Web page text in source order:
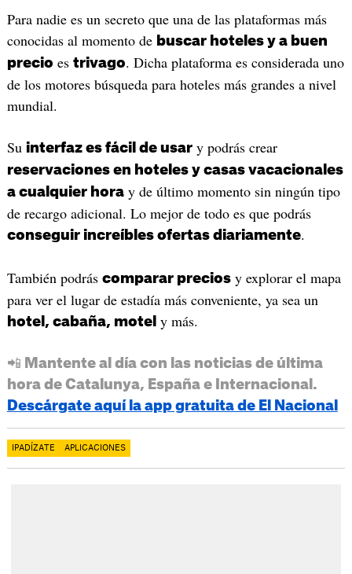
Para nadie es un secreto que una de las plataformas más
conocidas al momento de buscar hoteles y a buen
precio es trivago. Dicha plataforma es considerada uno
de los motores búsqueda para hoteles más grandes a nivel
mundial.
Su interfaz es fácil de usary podrás crear
reservaciones en hoteles y casas vacacionales
a cualquier horay de último momento sin ningún tipo
de recargo adicional. Lo mejor de todo es que podrás
conseguir increíbles ofertas diariamente.
También podrás comparar preciosy explorar el mapa
para ver el lugar de estadía más conveniente, ya sea un
hotel, cabaña, motel y más.
📲 Mantente al día con las noticias de última
hora de Catalunya, España e Internacional.
Descárgate aquí la app gratuita de El Nacional
IPADÍZATE APLICACIONES